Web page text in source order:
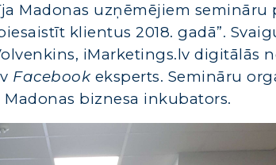
Madonas uzņēmējiem semināru
klientus 2018. gadā”.
iMarketings.lv digitālās
Facebookeksperts. Semināru
biznesa inkubators.